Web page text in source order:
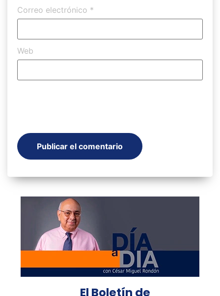
Correo electrónico *
Web
El Boletín de